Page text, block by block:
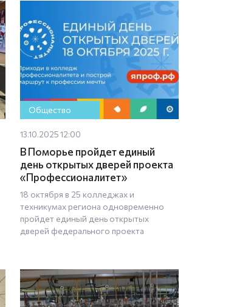
Общество
13.10.2025 12:00
В Поморье пройдет единый
день открытых дверей проекта
«Профессионалитет»
18 октября в 25 колледжах и
техникумах региона одновременно
пройдет единый день открытых
дверей федерального проекта